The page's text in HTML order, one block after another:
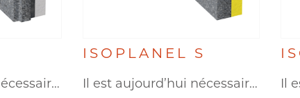
Il est aujourd’hui nécessaire de…
ISOPLANEL S
Il est aujourd’hui nécessaire de…